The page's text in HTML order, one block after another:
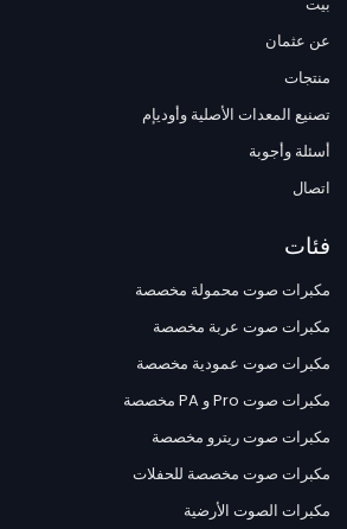
عن عثمان
منتجات
تصنيع المعدات الأصلية وأوديإم
أسئلة وأجوبة
اتصال
فئات
مكبرات صوت محمولة مخصصة
مكبرات صوت عربة مخصصة
مكبرات صوت عمودية مخصصة
مكبرات صوت Pro و PA مخصصة
مكبرات صوت ريترو مخصصة
مكبرات صوت مخصصة للحفلات
مكبرات الصوت الأرضية